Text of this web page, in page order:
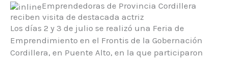
Emprendedoras de Provincia Cordillera
reciben visita de destacada actriz
Los días 2 y 3 de julio se realizó una Feria de
Emprendimiento en el Frontis de la Gobernación
Cordillera, en Puente Alto, en la que participaron